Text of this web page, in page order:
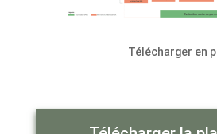
Télécharger en